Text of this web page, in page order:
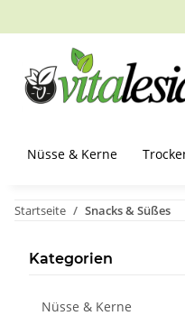
Nüsse & Kerne
Startseite Snacks & Süßes
Kategorien
Nüsse & Kerne